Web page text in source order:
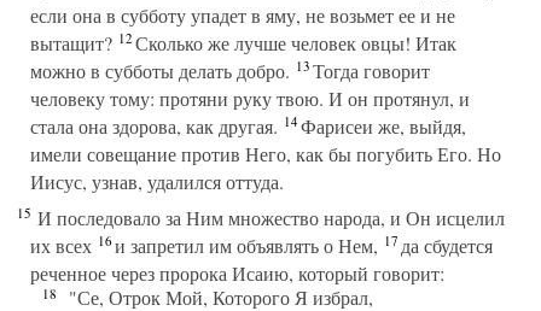
если она в субботу упадет в яму, не возьмет ее и не
вытащит? 12Сколько же лучше человек овцы! Итак
можно в субботы делать добро. 13Тогда говорит
человеку тому: протяни руку твою. И он протянул, и
стала она здорова, как другая. 14Фарисеи же, выйдя,
имели совещание против Него, как бы погубить Его. Но
Иисус, узнав, удалился оттуда.
15 И последовало за Ним множество народа, и Он исцелил
их всех 16и запретил им объявлять о Нем, 17да сбудется
реченное через пророка Исаию, который говорит:
18
"Се, Отрок Мой, Которого Я избрал,